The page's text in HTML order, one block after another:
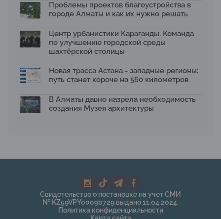
2026 принимает заявки до 31 июля
13.07.2026
темой новой выставки в «Целинном»
13.07.2026
Қазақстан»: воспитанники подарили вторую жизнь
отходам
08.07.2026
Ко Дню столицы в Нуре благоустроили шесть
общественных пространств
06.07.2026
МЧС усилило мониторинг рек и моренных озер после
На общественных слушаниях представили
экологическую стратегию развития Алматы до 2040
Проблемы проектов благоустройства в
городе Алматы и как их нужно решать
Центр урбанистики Караганды. Команда
по улучшению городской среды
шахтёрской столицы
Новая трасса Астана - западные регионы:
путь станет короче на 560 километров
В Алматы давно назрела необходимость
создания Музея архитектуры
Свидетельство о постановке на учет СМИ
№ KZ59VPY00090729 выдано 11.04.2024.
Политика конфиденциальности